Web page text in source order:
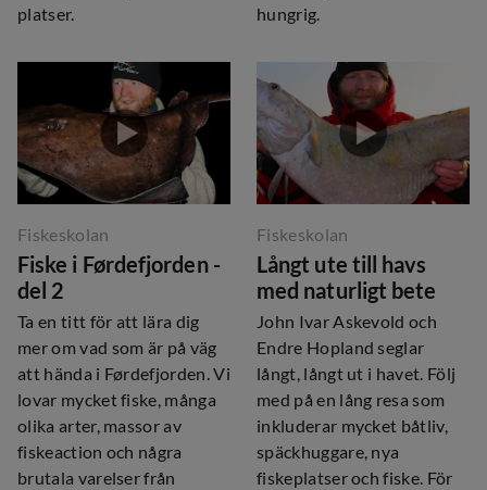
platser.
hungrig.
Fiskeskolan
Fiske i Førdefjorden -
del 2
Ta en titt för att lära dig
mer om vad som är på väg
att hända i Førdefjorden. Vi
lovar mycket fiske, många
olika arter, massor av
fiskeaction och några
brutala varelser från
Fiskeskolan
Långt ute till havs
med naturligt bete
John Ivar Askevold och
Endre Hopland seglar
långt, långt ut i havet. Följ
med på en lång resa som
inkluderar mycket båtliv,
späckhuggare, nya
fiskeplatser och fiske. För